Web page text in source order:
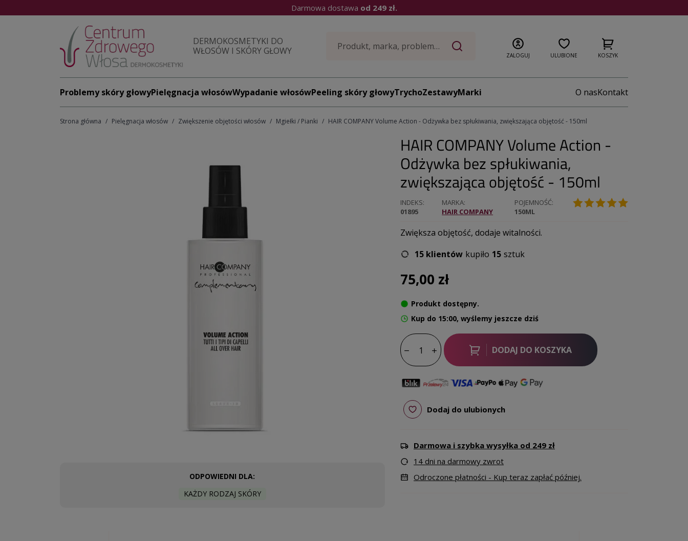
Darmowa dostawa od 249 zł.
DERMOKOSMETYKI DO
WŁOSÓW I SKÓRY GŁOWY
ZALOGUJ ULUBIONE KOSZYK
Problemy skóry głowyPielęgnacja włosówWypadanie włosówPeeling skóry głowyTrychoZestawyMarki O nasKontakt
Strona główna Pielęgnacja włosów Zwiększenie objętości włosów Mgiełki / Pianki HAIR COMPANY Volume Action - Odżywka bez spłukiwania, zwiększająca objętość - 150ml
ODPOWIEDNI DLA:
KAŻDY RODZAJ SKÓRY
HAIR COMPANY Volume Action -
Odżywka bez spłukiwania,
zwiększająca objętość - 150ml
INDEKS
01895
MARKA
HAIR COMPANY
POJEMNOŚĆ
150ML
Zwiększa objętość, dodaje witalności.
15 klientów kupiło 15 sztuk
75,00 zł
Produkt dostępny.
Kup do 15:00, wyślemy jeszcze dziś
DODAJ DO KOSZYKA
Dodaj do ulubionych
Darmowa i szybka wysyłka od 249 zł
14 dni na darmowy zwrot
Odroczone płatności - Kup teraz zapłać później.